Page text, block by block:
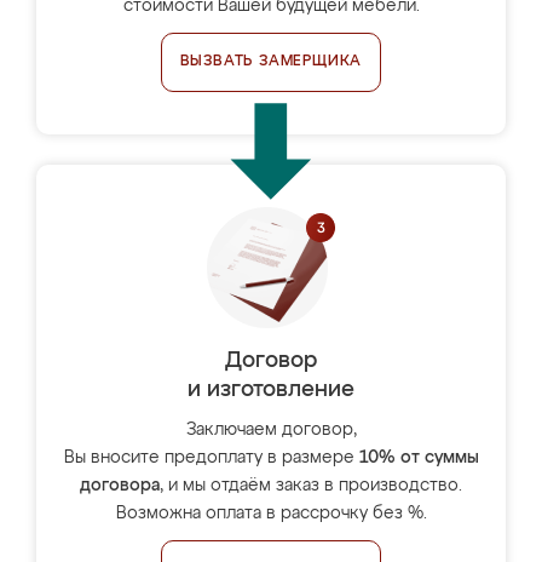
стоимости Вашей будущей мебели.
ВЫЗВАТЬ ЗАМЕРЩИКА
Договор
и изготовление
Заключаем договор,
Вы вносите предоплату в размере 10% от суммы
договора, и мы отдаём заказ в производство.
Возможна оплата в рассрочку без %.